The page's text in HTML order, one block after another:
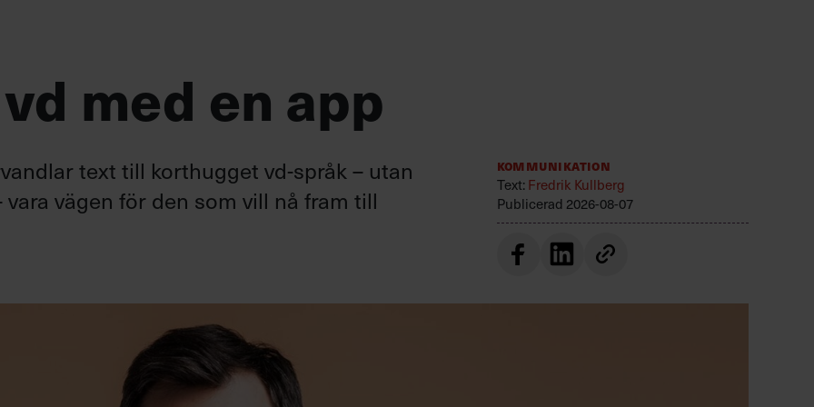
med en app
text till korthugget vd-språk – utan
vägen för den som vill nå fram till
Kommunikation
Text:Fredrik Kullberg
Publicerad 2026-08-07